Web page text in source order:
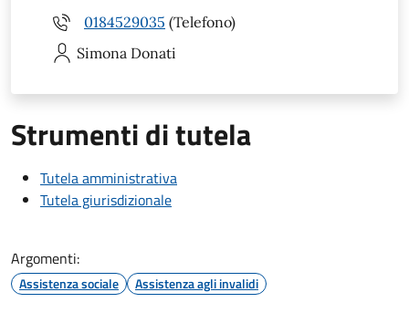
0184529035 (Telefono)
Simona Donati
Strumenti di tutela
Tutela amministrativa
Tutela giurisdizionale
Argomenti:
Assistenza sociale Assistenza agli invalidi